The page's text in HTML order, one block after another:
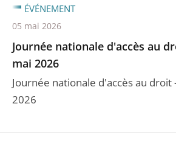
Journée nationale d'accès au
mai 2026
Journée nationale d'accès au droit
2026
ÉVÉNEMENT
05 mai 2026